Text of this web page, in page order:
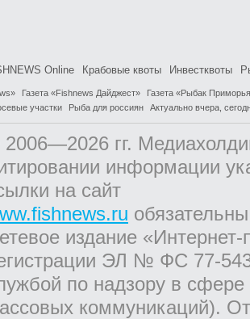
Online Крабовые квоты Инвестквоты
Газета «Fishnews Дайджест»
Газета «Рыбак
участки Рыба для россиян Актуально вчера,
гг.
информации
на сайт
издание
ЭЛ № ФС 77-
по надзору в
коммуникаций).